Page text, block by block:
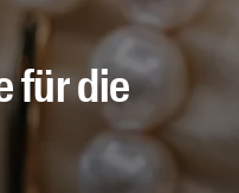
für die